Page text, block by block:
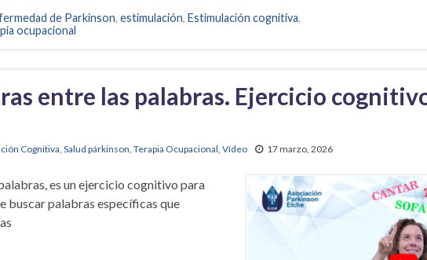
de Parkinson, estimulación, Estimulación cognitiva,
ocupacional
entre las palabras. Ejercicio
Cognitiva, Salud párkinson, Terapia Ocupacional, Vídeo 17 marzo, 2026
es un ejercicio cognitivo para
buscar palabras específicas que